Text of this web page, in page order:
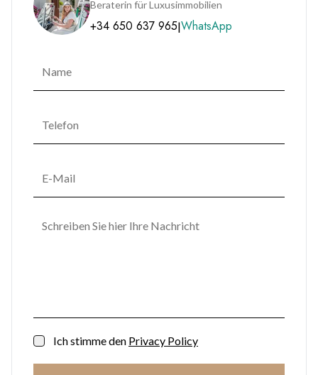
Beraterin für Luxusimmobilien
+34 650 637 965|WhatsApp
Ich stimme den Privacy Policy